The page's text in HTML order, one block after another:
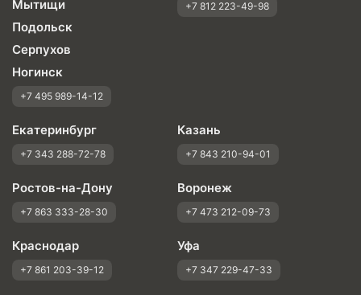
Мытищи
Подольск
Серпухов
Ногинск
+7 495 989-14-12
+7 812 223-49-98
Екатеринбург
+7 343 288-72-78
Казань
+7 843 210-94-01
Ростов-на-Дону
+7 863 333-28-30
Воронеж
+7 473 212-09-73
Краснодар
+7 861 203-39-12
Уфа
+7 347 229-47-33